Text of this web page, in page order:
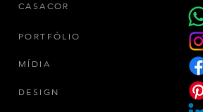
CASACOR
PORTFÓLIO
MÍDIA
DESIGN